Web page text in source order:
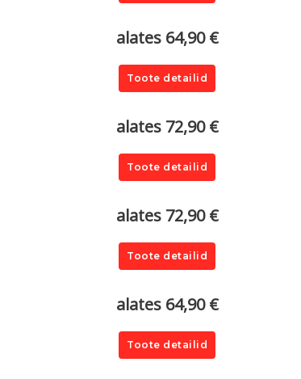
alates 64,90 €
Toote detailid
alates 72,90 €
Toote detailid
alates 72,90 €
Toote detailid
alates 64,90 €
Toote detailid